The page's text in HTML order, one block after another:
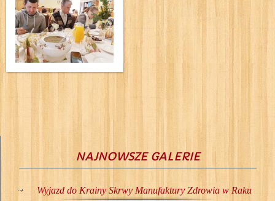
NAJNOWSZE GALERIE
Wyjazd do Krainy Skrwy Manufaktury Zdrowia w Raku